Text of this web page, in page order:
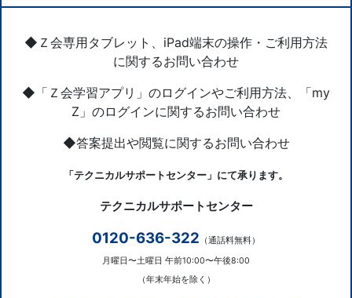
◆Ｚ会専用タブレット、iPad端末の操作・ご利用方法
に関するお問い合わせ
◆「Ｚ会学習アプリ」のログインやご利用方法、「my
Z」のログインに関するお問い合わせ
◆答案提出や閲覧に関するお問い合わせ
「テクニカルサポートセンター」にて承ります。
テクニカルサポートセンター
0120-636-322 （通話料無料）
月曜日〜土曜日 午前10:00〜午後8:00
（年末年始を除く）